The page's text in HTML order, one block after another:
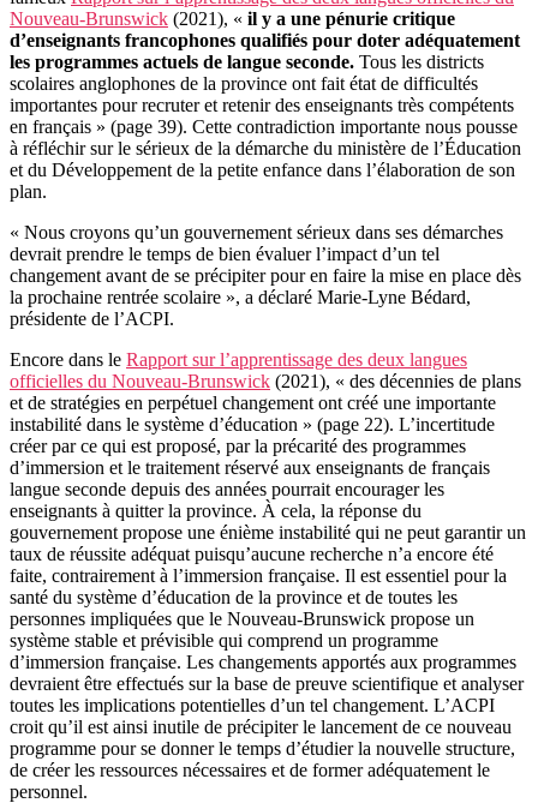
Nouveau-Brunswick (2021), « il y a une pénurie critique
d’enseignants francophones qualifiés pour doter adéquatement
les programmes actuels de langue seconde. Tous les districts
scolaires anglophones de la province ont fait état de difficultés
importantes pour recruter et retenir des enseignants très compétents
en français » (page 39). Cette contradiction importante nous pousse
à réfléchir sur le sérieux de la démarche du ministère de l’Éducation
et du Développement de la petite enfance dans l’élaboration de son
plan.
« Nous croyons qu’un gouvernement sérieux dans ses démarches
devrait prendre le temps de bien évaluer l’impact d’un tel
changement avant de se précipiter pour en faire la mise en place dès
la prochaine rentrée scolaire », a déclaré Marie-Lyne Bédard,
présidente de l’ACPI.
Encore dans le Rapport sur l’apprentissage des deux langues
officielles du Nouveau-Brunswick (2021), « des décennies de plans
et de stratégies en perpétuel changement ont créé une importante
instabilité dans le système d’éducation » (page 22). L’incertitude
créer par ce qui est proposé, par la précarité des programmes
d’immersion et le traitement réservé aux enseignants de français
langue seconde depuis des années pourrait encourager les
enseignants à quitter la province. À cela, la réponse du
gouvernement propose une énième instabilité qui ne peut garantir un
taux de réussite adéquat puisqu’aucune recherche n’a encore été
faite, contrairement à l’immersion française. Il est essentiel pour la
santé du système d’éducation de la province et de toutes les
personnes impliquées que le Nouveau-Brunswick propose un
système stable et prévisible qui comprend un programme
d’immersion française. Les changements apportés aux programmes
devraient être effectués sur la base de preuve scientifique et analyser
toutes les implications potentielles d’un tel changement. L’ACPI
croit qu’il est ainsi inutile de précipiter le lancement de ce nouveau
programme pour se donner le temps d’étudier la nouvelle structure,
de créer les ressources nécessaires et de former adéquatement le
personnel.